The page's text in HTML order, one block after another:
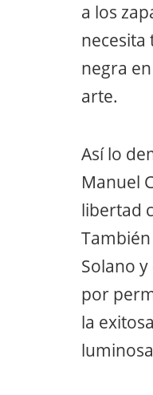
a los
necesita
negra
arte.
Así lo
Manuel
libertad
Solano
por
la